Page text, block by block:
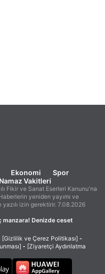
Ekonomi
Spor
Namaz Vakitleri
Fikir ve Sanat Eserleri Kanunu'na
yeniden yayımı ve
yazılı izin gerektirir. 7.08.2026
manzara! Denizde ceset
[Gizlilik ve Çerez Politikası] -
- [Ziyaretçi Aydınlatma